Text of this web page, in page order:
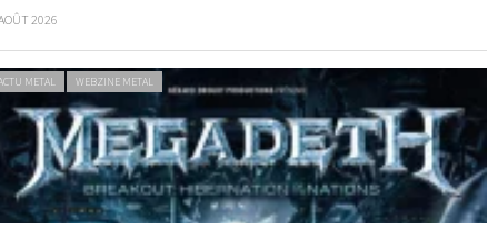
2026
METAL WEBZINE METAL